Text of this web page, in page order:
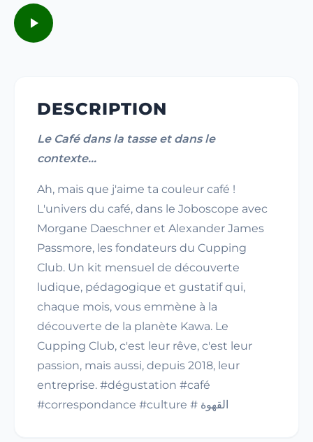
DESCRIPTION
Le Café dans la tasse et dans le
contexte...
Ah, mais que j'aime ta couleur café !
L'univers du café, dans le Joboscope avec
Morgane Daeschner et Alexander James
Passmore, les fondateurs du Cupping
Club. Un kit mensuel de découverte
ludique, pédagogique et gustatif qui,
chaque mois, vous emmène à la
découverte de la planète Kawa. Le
Cupping Club, c'est leur rêve, c'est leur
passion, mais aussi, depuis 2018, leur
entreprise. #dégustation #café